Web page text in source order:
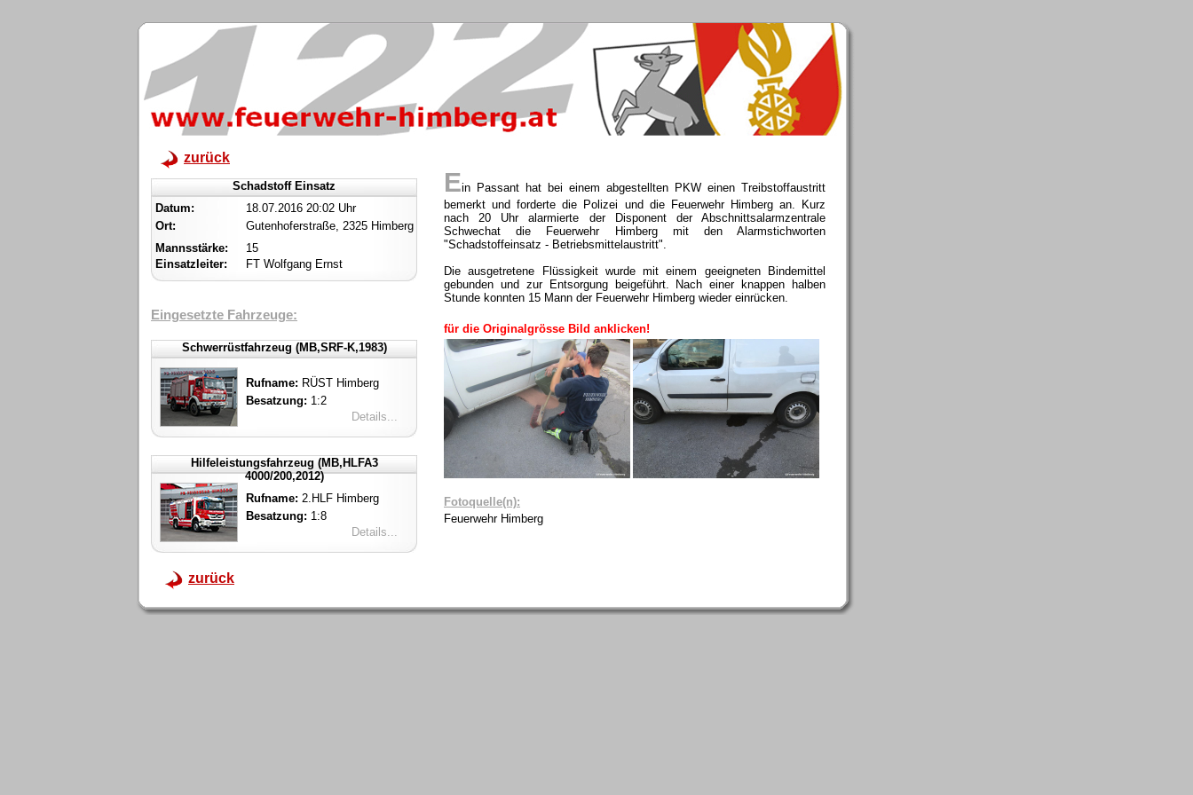
zurück
Schadstoff Einsatz
Datum:
18.07.2016 20:02 Uhr
Ort:
Gutenhoferstraße, 2325 Himberg
Mannsstärke:
15
Einsatzleiter:
FT Wolfgang Ernst
Eingesetzte Fahrzeuge:
Schwerrüstfahrzeug (MB,SRF-K,1983)
Rufname: RÜST Himberg
Besatzung: 1:2
Details...
Hilfeleistungsfahrzeug (MB,HLFA3
4000/200,2012)
Rufname: 2.HLF Himberg
Besatzung: 1:8
Details...
Ein Passant hat bei einem abgestellten PKW einen Treibstoffaustritt
bemerkt und forderte die Polizei und die Feuerwehr Himberg an. Kurz
nach 20 Uhr alarmierte der Disponent der Abschnittsalarmzentrale
Schwechat die Feuerwehr Himberg mit den Alarmstichworten
"Schadstoffeinsatz - Betriebsmittelaustritt".
Die ausgetretene Flüssigkeit wurde mit einem geeigneten Bindemittel
gebunden und zur Entsorgung beigeführt. Nach einer knappen halben
Stunde konnten 15 Mann der Feuerwehr Himberg wieder einrücken.
für die Originalgrösse Bild anklicken!
Fotoquelle(n):
Feuerwehr Himberg
zurück